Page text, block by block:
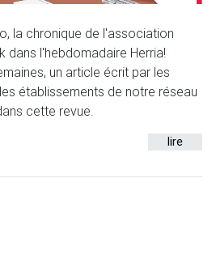
la chronique de l'association
dans l'hebdomadaire Herria!
un article écrit par les
établissements de notre réseau
cette revue.
lire